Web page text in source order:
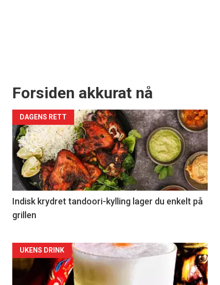
Forsiden akkurat nå
DAGENS RETT
Indisk krydret tandoori-kylling lager du enkelt på
grillen
Forsiden
akkurat
UKENS DRINK